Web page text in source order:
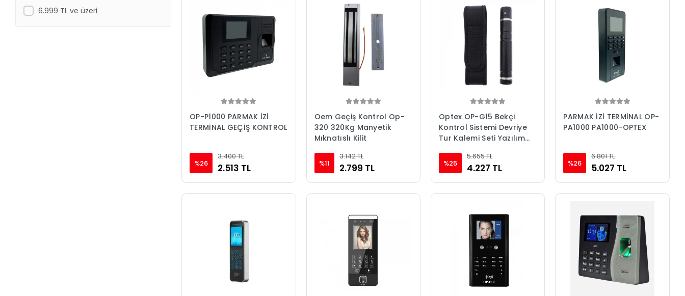
6.999 TL ve üzeri
OP-P1000 PARMAK İZİ
TERMİNAL GEÇİŞ KONTROL
%26
3.400 TL
2.513 TL
Oem Geçiş Kontrol Op-
320 320Kg Manyetik
Mıknatıslı Kilit
%11
3.142 TL
2.799 TL
Optex OP-G15 Bekçi
Kontrol Sistemi Devriye
Tur Kalemi Seti Yazılım
%25
5.655 TL
4.227 TL
PARMAK İZİ TERMİNAL OP-
PA1000 PA1000-OPTEX
%26
6.801 TL
5.027 TL